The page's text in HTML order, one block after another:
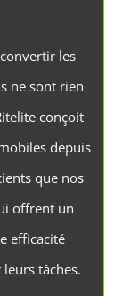
convertir les
ne sont rien
conçoit
depuis
que nos
offrent un
efficacité
tâches.